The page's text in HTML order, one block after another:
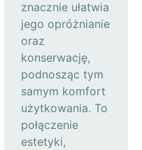
znacznie ułatwia
jego opróżnianie
oraz
konserwację,
podnosząc tym
samym komfort
użytkowania. To
połączenie
estetyki,